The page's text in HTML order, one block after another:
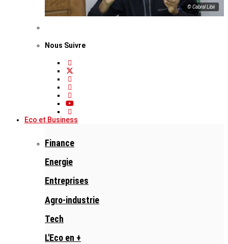
© Cabral Libii
Nous Suivre
Eco et Business
Finance
Energie
Entreprises
Agro-industrie
Tech
L'Eco en +